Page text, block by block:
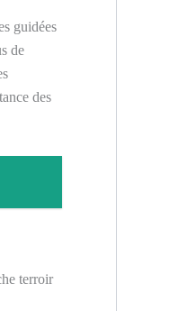
guidées
de
des
terroir